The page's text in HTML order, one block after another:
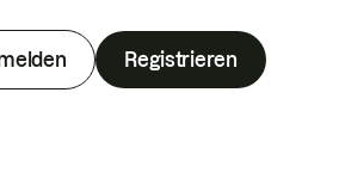
Registrieren